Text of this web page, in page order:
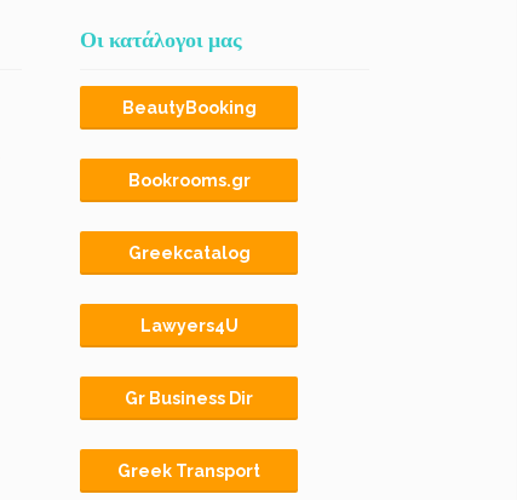
Οι κατάλογοι μας
BeautyBooking
Bookrooms.gr
Greekcatalog
Lawyers4U
Gr Business Dir
Greek Transport